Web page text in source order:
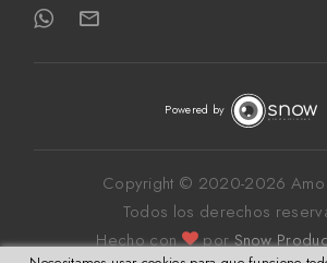
Powered by
Copyright © 2020-2026 Amo
Todos los derechos
Hecho con
por Snow